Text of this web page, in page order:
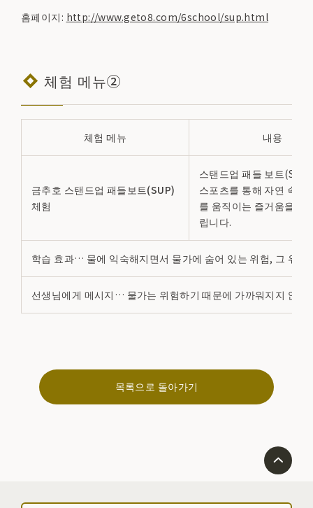
홈페이지: http://www.geto8.com/6school/sup.html
체험 메뉴②
체험 메뉴 내용
금추호 스탠드업 패들보트(SUP)
체험
스탠드업 패들 보트
스포츠를 통해 자연 속에
를 움직이는 즐거움을 체
립니다.
학습 효과… 물에 익숙해지면서 물가에 숨어 있는 위험, 그 위험
선생님에게 메시지… 물가는 위험하기 때문에 가까워지지 않
목록으로 돌아가기